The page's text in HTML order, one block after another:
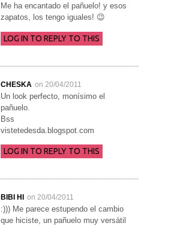
Me ha encantado el pañuelo! y esos
zapatos, los tengo iguales! 😉
LOG IN TO REPLY TO THIS
CHESKA on 20/04/2011
Un look perfecto, monísimo el
pañuelo.
Bss
vistetedesda.blogspot.com
LOG IN TO REPLY TO THIS
BIBI HI on 20/04/2011
:))) Me parece estupendo el cambio
que hiciste, un pañuelo muy versátil